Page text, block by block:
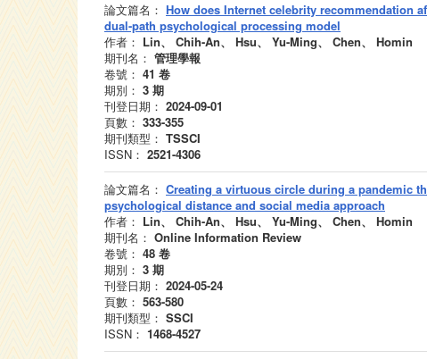
論文篇名： How does Internet celebrity recommendation
dual-path psychological processing model
作者： Lin、 Chih-An、 Hsu、 Yu-Ming、 Chen、 Homin
期刊名： 管理學報
卷號： 41 卷
期別： 3 期
刊登日期： 2024-09-01
頁數： 333-355
期刊類型： TSSCI
ISSN： 2521-4306
論文篇名： Creating a virtuous circle during a pandemic
psychological distance and social media approach
作者： Lin、 Chih-An、 Hsu、 Yu-Ming、 Chen、 Homin
期刊名： Online Information Review
卷號： 48 卷
期別： 3 期
刊登日期： 2024-05-24
頁數： 563-580
期刊類型： SSCI
ISSN： 1468-4527